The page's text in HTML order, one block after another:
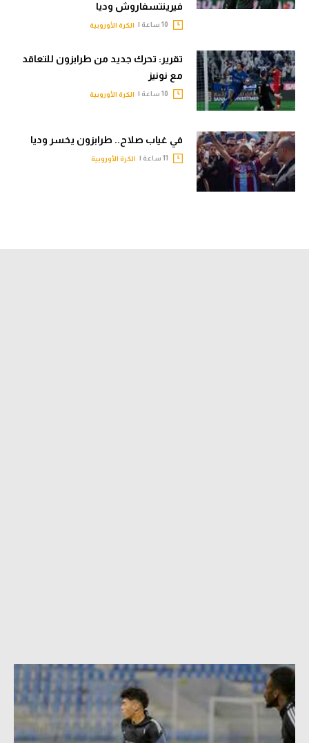
فيرينتسفاروش وديا
الكرة الأوروبية
تقرير: تحرك جديد من طرابزون للتعاقد
مع نونيز
الكرة الأوروبية
في غياب صلاح.. طرابزون يخسر وديا
الكرة الأوروبية